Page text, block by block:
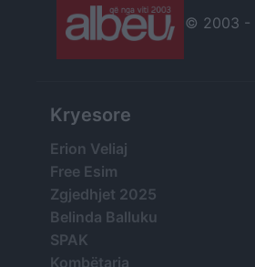
© 2003 -
Kryesore
Erion Veliaj
Free Esim
Zgjedhjet 2025
Belinda Balluku
SPAK
Kombëtarja